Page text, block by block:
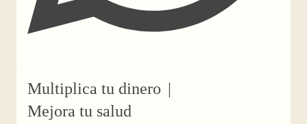
Multiplica tu dinero |
Mejora tu salud